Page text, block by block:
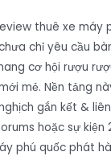
thuê xe máy
chỉ yêu cầu
cơ hội rượu
mẻ. Nền tảng
gắn kết &
hoặc sự
phú quốc phát